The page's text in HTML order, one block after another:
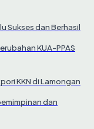
Sukses dan Berhasil
KUA-PPAS
KKN di Lamongan
dan